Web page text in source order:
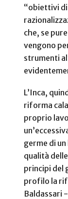
“obiettivi
che, se
vengono
strumenti
L’Inca,
riforma
proprio
germe di
qualità
principi del
profilo la
Baldassari